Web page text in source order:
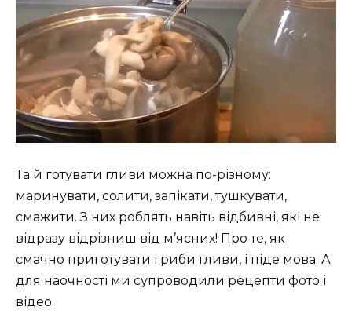
Та й готувати гливи можна по-різному:
маринувати, солити, запікати, тушкувати,
смажити. З них роблять навіть відбивні, які не
відразу відрізниш від м’ясних! Про те, як
смачно приготувати гриби гливи, і піде мова. А
для наочності ми супроводили рецепти фото і
відео.